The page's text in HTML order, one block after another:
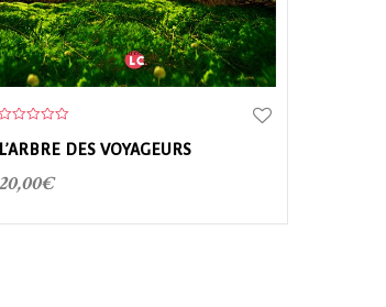
o
u
o
L’ARBRE DES VOYAGEURS
€